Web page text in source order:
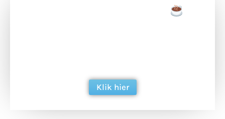
Klik hier